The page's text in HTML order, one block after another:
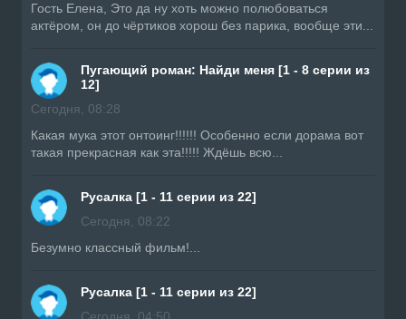
Гость Елена, Это да ну хоть можно полюбоваться
актёром, он до чёртиков хорош без парика, вообще эти...
Пугающий роман: Найди меня [1 - 8 серии из
12]
Сегодня, 08:28
Какая мука этот онтоинг!!!!!! Особенно если дорама вот
такая прекрасная как эта!!!!! Ждёшь всю...
Русалка [1 - 11 серии из 22]
Сегодня, 08:22
Безумно классный фильм!...
Русалка [1 - 11 серии из 22]